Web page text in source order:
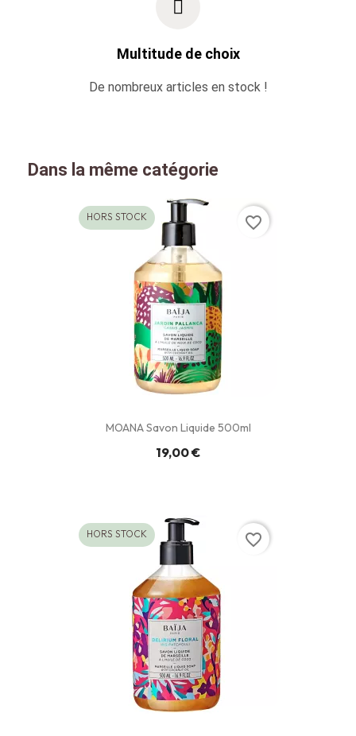
Multitude de choix
De nombreux articles en stock !
Dans la même catégorie
MOANA Savon Liquide 500ml
19,00 €
HORS STOCK favorite_border
HORS STOCK favorite_border